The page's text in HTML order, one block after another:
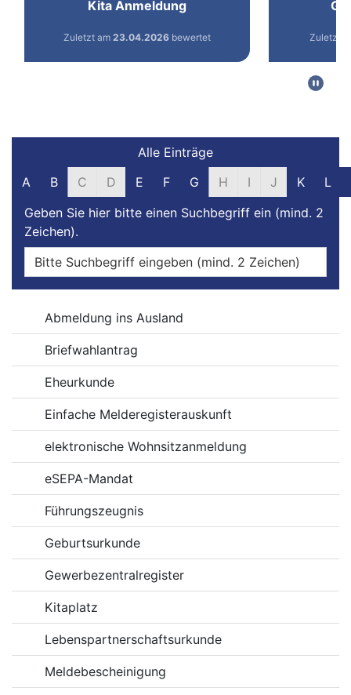
Filter und SucheAlle Einträge
A
B C D E F G H I J K
L
Geben Sie hier bitte einen Suchbegriff ein (mind. 2
Zeichen).
Abmeldung ins Ausland
Briefwahlantrag
Eheurkunde
Einfache Melderegisterauskunft
elektronische Wohnsitzanmeldung
eSEPA-Mandat
Führungszeugnis
Geburtsurkunde
Gewerbezentralregister
Kitaplatz
Lebenspartnerschaftsurkunde
Meldebescheinigung